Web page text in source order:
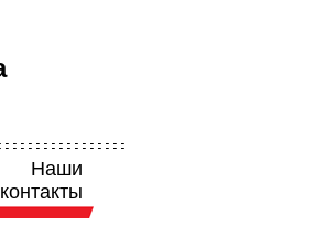
Наши
контакты